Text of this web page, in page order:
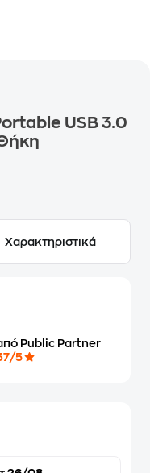
USB 3.0
Χαρακτηριστικά
από Public Partner
5